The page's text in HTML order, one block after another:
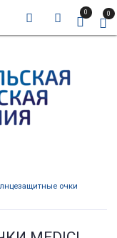
0 0
очки